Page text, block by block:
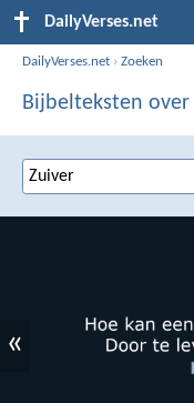
DailyVerses.net
DailyVerses.net ›Zoeken
Bijbelteksten over
«